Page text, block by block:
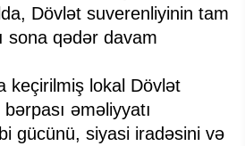
Dövlət suverenliyinin tam
sona qədər davam
keçirilmiş lokal Dövlət
əməliyyatı
gücünü, siyasi iradəsini və